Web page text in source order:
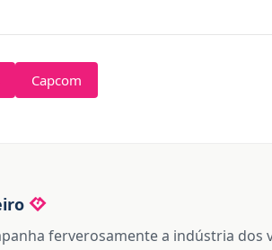
Capcom
ferverosamente a indústria dos